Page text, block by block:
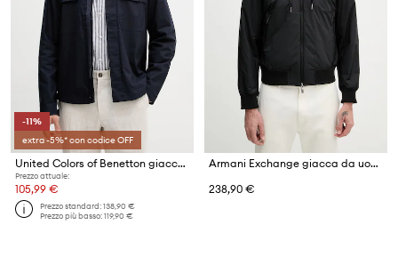
-11%
extra -5%* con codice OFF
United Colors of Benetton giacca di mezza stagione da uomo con misto lino
Prezzo attuale:
105,99 €
Prezzo standard:138,90 €
Prezzo più basso:119,90 €
Armani Exchange giacca da uomo
238,90 €